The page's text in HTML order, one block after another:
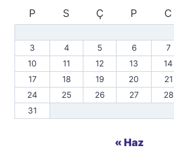
P
S Ç P C
3
4 5 6 7
10
11 12 13 14
17
18 19 20 21
24
25 26 27 28
31
« Haz